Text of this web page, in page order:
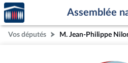
Aller au contenu
Aller en bas de la page
Accèder
à la
page
d'accueil
Assemblée
Vos députés